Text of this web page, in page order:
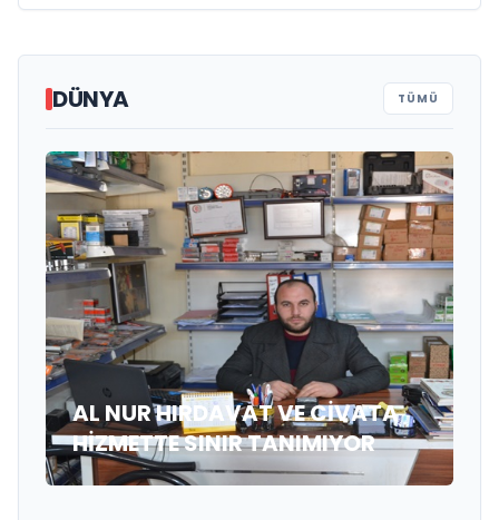
DÜNYA TÜMÜ
AL NUR HIRDAVAT VE CİVATA
HİZMETTE SINIR TANIMIYOR